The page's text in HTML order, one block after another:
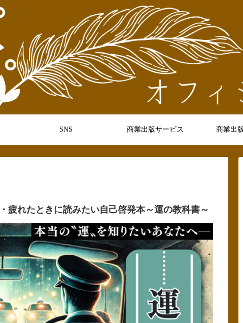
SNS 商業出版サービス 商業出
疲れたときに読みたい自己啓発本～運の教科書～